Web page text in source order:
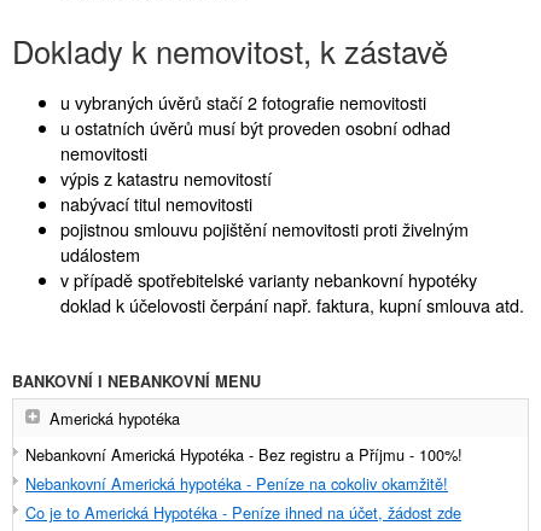
Doklady k nemovitost, k zástavě
u vybraných úvěrů stačí 2 fotografie nemovitosti
u ostatních úvěrů musí být proveden osobní odhad
nemovitosti
výpis z katastru nemovitostí
nabývací titul nemovitosti
pojistnou smlouvu pojištění nemovitosti proti živelným
událostem
v případě spotřebitelské varianty nebankovní hypotéky
doklad k účelovosti čerpání např. faktura, kupní smlouva atd.
BANKOVNÍ I NEBANKOVNÍ MENU
Americká hypotéka
Nebankovní Americká Hypotéka - Bez registru a Příjmu - 100%!
Nebankovní Americká hypotéka - Peníze na cokoliv okamžitě!
Co je to Americká Hypotéka - Peníze ihned na účet, žádost zde